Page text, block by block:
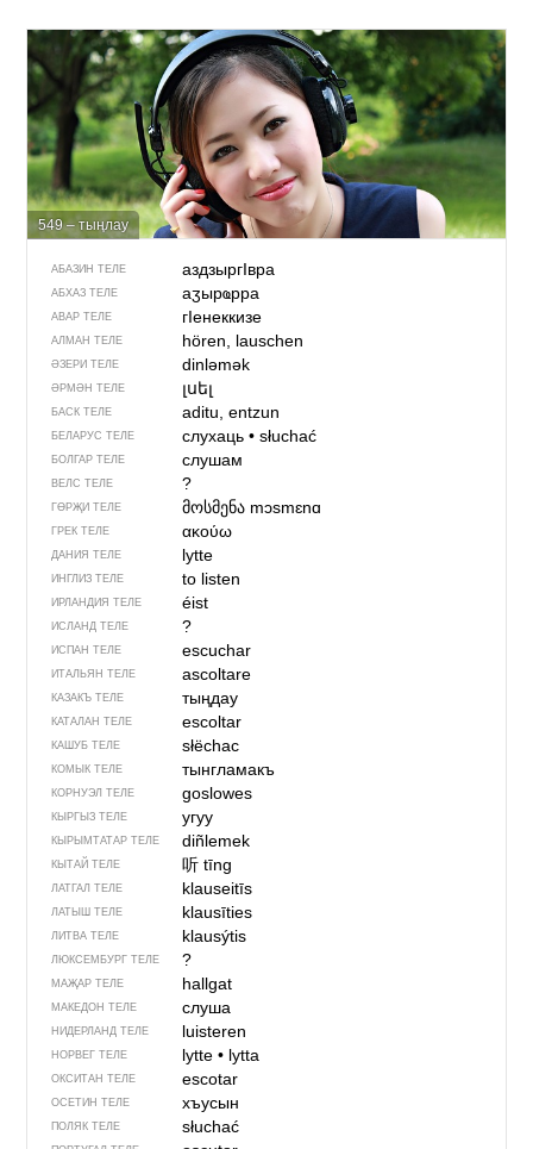
549 – тыңлау
АБАЗИН ТЕЛЕ аздзыр­гIвра
АБХАЗ ТЕЛЕ аӡырҩрра
АВАР ТЕЛЕ гIенеккизе
АЛМАН ТЕЛЕ hören, lauschen
ӘЗЕРИ ТЕЛЕ dinləmək
ӘРМӘН ТЕЛЕ լսել
БАСК ТЕЛЕ aditu, entzun
БЕЛАРУС ТЕЛЕ слухаць• słuchać
БОЛГАР ТЕЛЕ слушам
ВЕЛС ТЕЛЕ ?
ГӨРҖИ ТЕЛЕ მოსმენა mɔsmɛnɑ
ГРЕК ТЕЛЕ ακούω
ДАНИЯ ТЕЛЕ lytte
ИНГЛИЗ ТЕЛЕ to listen
ИРЛАНДИЯ ТЕЛЕ éist
ИСЛАНД ТЕЛЕ ?
ИСПАН ТЕЛЕ escuchar
ИТАЛЬЯН ТЕЛЕ ascoltare
КАЗАКЪ ТЕЛЕ тыңдау
КАТАЛАН ТЕЛЕ escoltar
КАШУБ ТЕЛЕ słëchac
КОМЫК ТЕЛЕ тынгламакъ
КОРНУЭЛ ТЕЛЕ goslowes
КЫРГЫЗ ТЕЛЕ угуу
КЫРЫМТАТАР ТЕЛЕ diñlemek
КЫТАЙ ТЕЛЕ 听tīng
ЛАТГАЛ ТЕЛЕ klauseitīs
ЛАТЫШ ТЕЛЕ klausīties
ЛИТВА ТЕЛЕ klausýtis
ЛЮКСЕМБУРГ ТЕЛЕ ?
МАҖАР ТЕЛЕ hallgat
МАКЕДОН ТЕЛЕ слуша
НИДЕРЛАНД ТЕЛЕ luisteren
НОРВЕГ ТЕЛЕ lytte• lytta
ОКСИТАН ТЕЛЕ escotar
ОСЕТИН ТЕЛЕ хъусын
ПОЛЯК ТЕЛЕ słuchać